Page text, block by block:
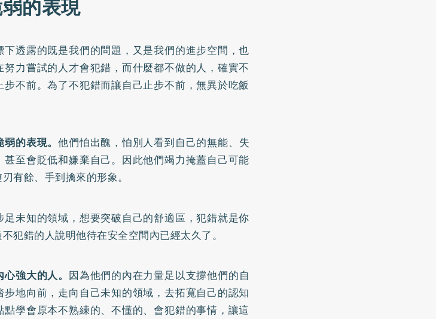
的表現
透露的既是我們的問題，又是我們的進步空間，也
力嘗試的人才會犯錯，而什麼都不做的人，確實不
不前。為了不犯錯而讓自己止步不前，無異於吃飯
弱的表現。他們怕出醜，怕別人看到自己的無能、失
至會貶低和嫌棄自己。因此他們竭力掩蓋自己可能
有餘、手到擒來的形象。
未知的領域，想要突破自己的舒適區，犯錯就是你
犯錯的人說明他待在安全空間內已經太久了。
強大的人。 因為他們的內在力量足以支撐他們的自
地向前，走向自己未知的領域，去拓寬自己的認知
學會原本不熟練的、不懂的、會犯錯的事情，讓這